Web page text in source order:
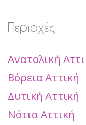
Περιοχές
Ανατολική
Βόρεια Αττική
Δυτική Αττική
Νότια Αττική